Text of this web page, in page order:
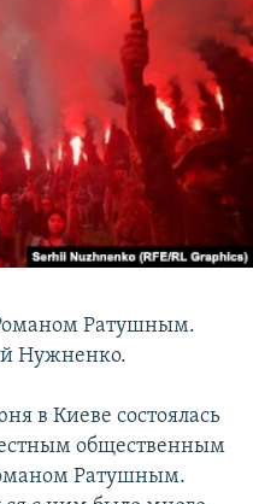
Ратушным.
Нужненко.
в Киеве состоялась
общественным
Ратушным.